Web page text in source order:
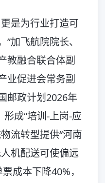
是为行业打造可
加飞航院院长、
教融合联合体副
业促进会常务副
邮政计划2026年
形成“培训-上岗-应
流转型提供“河南
机配送可使偏远
成本下降40%，